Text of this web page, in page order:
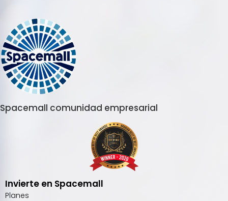
Spacemall comunidad empresarial
Invierte en Spacemall
Planes